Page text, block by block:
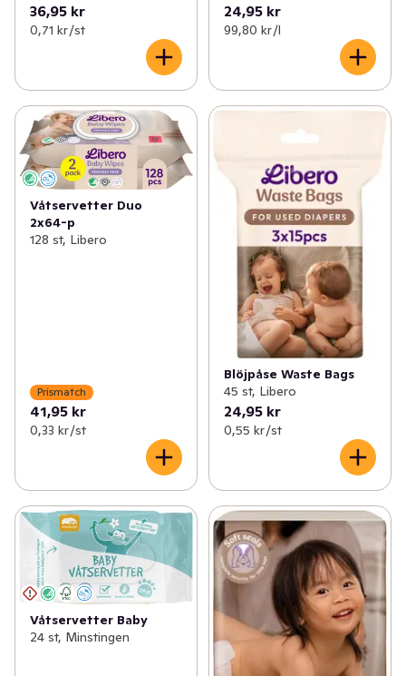
36,95 kr
0,71 kr /st
24,95 kr
99,80 kr /l
Våtservetter Duo
2x64-p
128 st, Libero
Prismatch
41,95 kr
0,33 kr /st
Blöjpåse Waste Bags
45 st, Libero
24,95 kr
0,55 kr /st
Våtservetter Baby
24 st, Minstingen